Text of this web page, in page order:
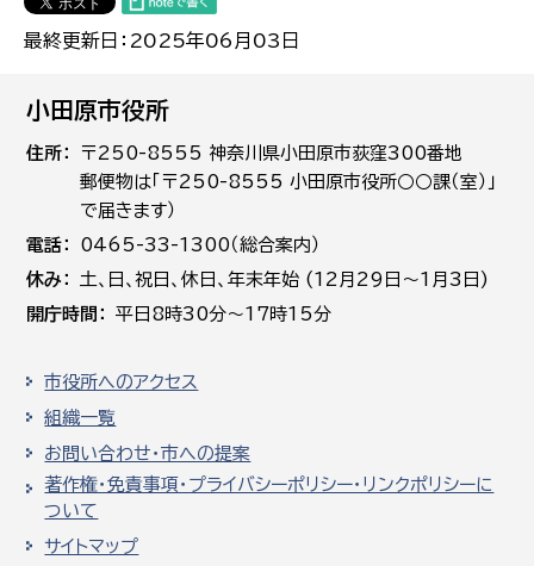
最終更新日：2025年06月03日
小田原市役所
住所
〒250-8555 神奈川県小田原市荻窪300番地
郵便物は「〒250-8555 小田原市役所○○課（室）」
で届きます）
電話
0465-33-1300（総合案内）
休み
土､日､祝日、休日、年末年始 (12月29日～1月3日)
開庁時間
平日8時30分～17時15分
市役所へのアクセス
組織一覧
お問い合わせ・市への提案
著作権・免責事項・プライバシーポリシー・リンクポリシーに
ついて
サイトマップ